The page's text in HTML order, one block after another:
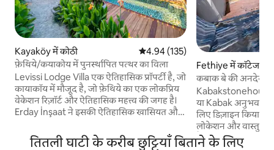
Kayaköy में कोठी औसत रेटिंग 5 में से 4.94, 135 समीक्षाएँ
4.94 (135)
फ़ेथिये/कयाकोय में पुनर्स्थापित पत्थर का विला
Levissi Lodge Villa एक ऐतिहासिक प्रॉपर्टी है, जो
कायाकॉय में मौजूद है, जो फ़ेथिये का एक लोकप्रिय
वेकेशन रिज़ॉर्ट और ऐतिहासिक महत्त्व की जगह है।
Erday İnşaat ने इसकी ऐतिहासिक खासियत और
से बहाल किया है। यहाँ का पूल, जिसे इस तरह
डिज़ाइन किया गया है कि यह नज़रों से छिपा रहे, और
Fethiye में कॉटेज
कबाक बे की अनदेखी
स्टोन हाउस
Kabakstonehouse
या Kabak अनुभव के
लिए डिज़ाइन किया
लोकेशन और वास्तुकला
हैं। एक पतियो वाला
तितली घाटी के करीब छुट्टियाँ बिताने के लिए